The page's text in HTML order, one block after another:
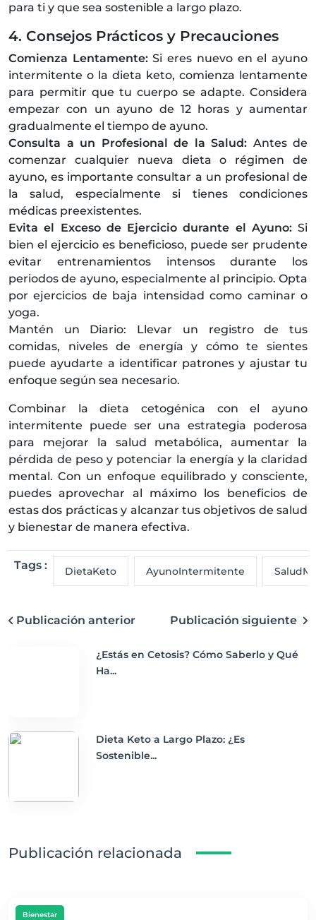
para ti y que sea sostenible a largo plazo.
4. Consejos Prácticos y Precauciones
Comienza Lentamente:Si eres nuevo en el ayuno
intermitente o la dieta keto, comienza lentamente
para permitir que tu cuerpo se adapte. Considera
empezar con un ayuno de 12 horas y aumentar
gradualmente el tiempo de ayuno.
Consulta a un Profesional de la Salud: Antes de
comenzar cualquier nueva dieta o régimen de
ayuno, es importante consultar a un profesional de
la salud, especialmente si tienes condiciones
médicas preexistentes.
Evita el Exceso de Ejercicio durante el Ayuno:Si
bien el ejercicio es beneficioso, puede ser prudente
evitar entrenamientos intensos durante los
periodos de ayuno, especialmente al principio. Opta
por ejercicios de baja intensidad como caminar o
yoga.
Mantén un Diario: Llevar un registro de tus
comidas, niveles de energía y cómo te sientes
puede ayudarte a identificar patrones y ajustar tu
enfoque según sea necesario.
Combinar la dieta cetogénica con el ayuno
intermitente puede ser una estrategia poderosa
para mejorar la salud metabólica, aumentar la
pérdida de peso y potenciar la energía y la claridad
mental. Con un enfoque equilibrado y consciente,
puedes aprovechar al máximo los beneficios de
estas dos prácticas y alcanzar tus objetivos de salud
y bienestar de manera efectiva.
Tags : DietaKeto AyunoIntermitente
Publicación anterior Publicación siguiente
¿Estás en Cetosis? Cómo Saberlo y Qué
Ha...
Dieta Keto a Largo Plazo: ¿Es
Sostenible...
Publicación relacionada
Bienestar